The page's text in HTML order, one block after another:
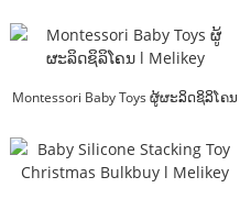
Montessori Baby Toys ຜູ້ຜະລິດຊິລິໂຄນ